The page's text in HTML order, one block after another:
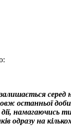
серед
останньої доби
дії, намагаючись
одразу на